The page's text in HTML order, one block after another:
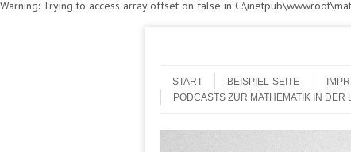
Warning: Trying to access array offset on false in
Menu
START
BEISPIEL-SEITE
PODCASTS ZUR MATHEMATIK IN